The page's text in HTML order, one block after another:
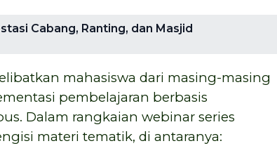
Cabang, Ranting, dan Masjid
mahasiswa dari masing-masing
pembelajaran berbasis
Dalam rangkaian webinar series
materi tematik, di antaranya: